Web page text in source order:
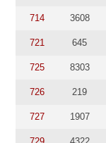
714 3608
721 645
725 8303
726 219
727 1907